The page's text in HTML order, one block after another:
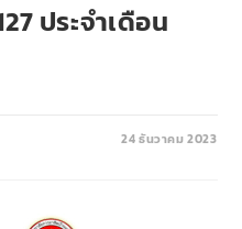
ประจำเดือน
24 ธันวาคม 2023